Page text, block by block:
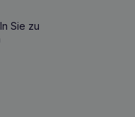
Pure Filets
für Katzen jeden Alters
als auch einen
wissen. Dieses
empfohlen, die
sowie für Katzen, die
gesunde,
Sie zu